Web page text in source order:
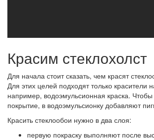
Красим стеклохолст
Для начала стоит сказать, чем красят
Для этих целей подходят только красители
например, водоэмульсионная краска. Чтобы
покрытие, в водоэмульсионку добавляют
Красить стеклообои нужно в два слоя:
первую покраску выполняют после